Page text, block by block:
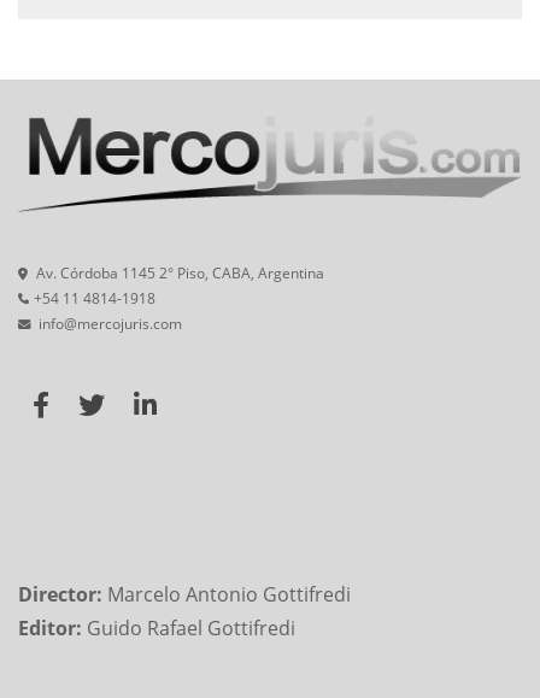
Av. Córdoba 1145 2° Piso, CABA, Argentina
+54 11 4814-1918
info@mercojuris.com
Director: Marcelo Antonio Gottifredi
Editor: Guido Rafael Gottifredi